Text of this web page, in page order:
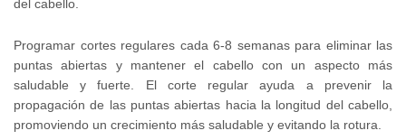
del cabello.
Programar cortes regulares cada 6-8 semanas para eliminar las
puntas abiertas y mantener el cabello con un aspecto más
saludable y fuerte. El corte regular ayuda a prevenir la
propagación de las puntas abiertas hacia la longitud del cabello,
promoviendo un crecimiento más saludable y evitando la rotura.